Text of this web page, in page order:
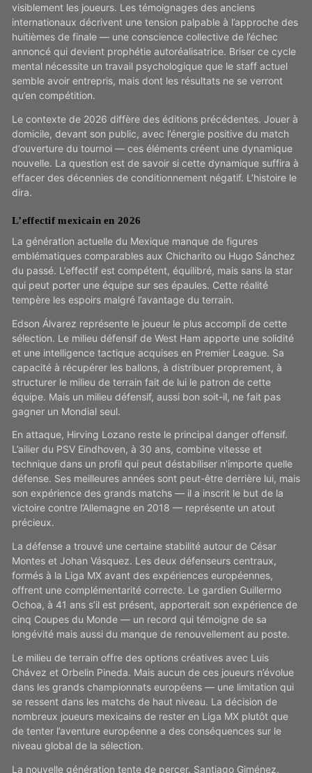
visiblement les joueurs. Les témoignages des anciens
internationaux décrivent une tension palpable à l’approche des
huitièmes de finale — une conscience collective de l’échec
annoncé qui devient prophétie autoréalisatrice. Briser ce cycle
mental nécessite un travail psychologique que le staff actuel
semble avoir entrepris, mais dont les résultats ne se verront
qu’en compétition.
Le contexte de 2026 diffère des éditions précédentes. Jouer à
domicile, devant son public, avec l’énergie positive du match
d’ouverture du tournoi — ces éléments créent une dynamique
nouvelle. La question est de savoir si cette dynamique suffira à
effacer des décennies de conditionnement négatif. L’histoire le
dira.
L’effectif mexicain en 2026
La génération actuelle du Mexique manque de figures
emblématiques comparables aux Chicharito ou Hugo Sánchez
du passé. L’effectif est compétent, équilibré, mais sans la star
qui peut porter une équipe sur ses épaules. Cette réalité
tempère les espoirs malgré l’avantage du terrain.
Edson Álvarez représente le joueur le plus accompli de cette
sélection. Le milieu défensif de West Ham apporte une solidité
et une intelligence tactique acquises en Premier League. Sa
capacité à récupérer les ballons, à distribuer proprement, à
structurer le milieu de terrain fait de lui le patron de cette
équipe. Mais un milieu défensif, aussi bon soit-il, ne fait pas
gagner un Mondial seul.
En attaque, Hirving Lozano reste le principal danger offensif.
L’ailier du PSV Eindhoven, à 30 ans, combine vitesse et
technique dans un profil qui peut déstabiliser n’importe quelle
défense. Ses meilleures années sont peut-être derrière lui, mais
son expérience des grands matchs — il a inscrit le but de la
victoire contre l’Allemagne en 2018 — représente un atout
précieux.
La défense a trouvé une certaine stabilité autour de César
Montes et Johan Vásquez. Les deux défenseurs centraux,
formés à la Liga MX avant des expériences européennes,
offrent une complémentarité correcte. Le gardien Guillermo
Ochoa, à 41 ans s’il est présent, apporterait son expérience de
cinq Coupes du Monde — un record qui témoigne de sa
longévité mais aussi du manque de renouvellement au poste.
Le milieu de terrain offre des options créatives avec Luis
Chávez et Orbelin Pineda. Mais aucun de ces joueurs n’évolue
dans les grands championnats européens — une limitation qui
se ressent dans les matchs de haut niveau. La décision de
nombreux joueurs mexicains de rester en Liga MX plutôt que
de tenter l’aventure européenne a des conséquences sur le
niveau global de la sélection.
La nouvelle génération tente de percer. Santiago Giménez,